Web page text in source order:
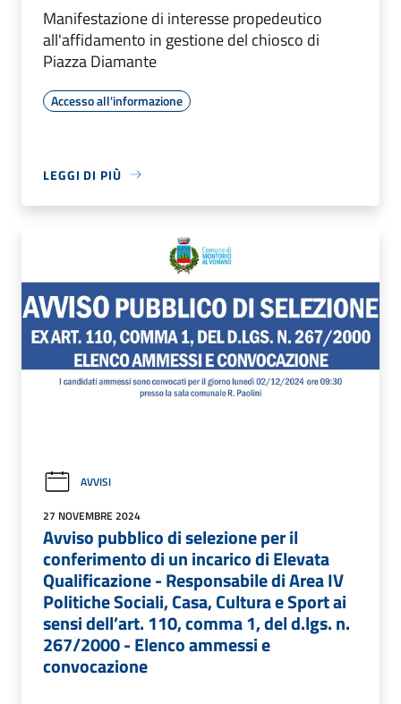
Manifestazione di interesse propedeutico
all'affidamento in gestione del chiosco di
Piazza Diamante
Accesso all'informazione
LEGGI DI PIÙ
AVVISI
27 NOVEMBRE 2024
Avviso pubblico di selezione per il
conferimento di un incarico di Elevata
Qualificazione - Responsabile di Area IV
Politiche Sociali, Casa, Cultura e Sport ai
sensi dell’art. 110, comma 1, del d.lgs. n.
267/2000 - Elenco ammessi e
convocazione